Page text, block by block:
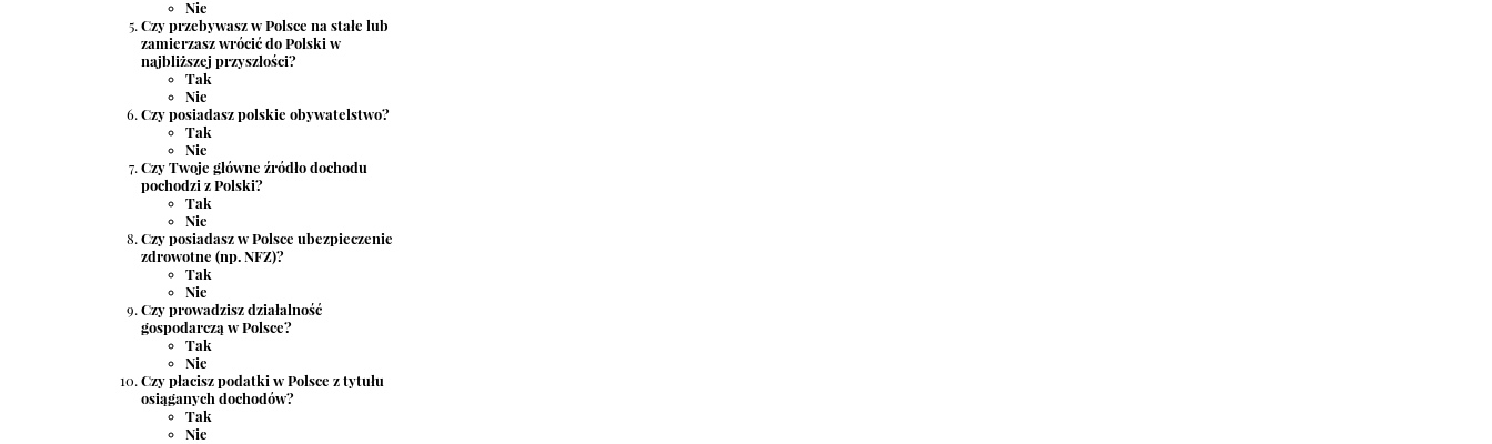
Nie
Czy przebywasz w Polsce na stałe lub
zamierzasz wrócić do Polski w
najbliższej przyszłości?
Tak
Nie
Czy posiadasz polskie obywatelstwo?
Tak
Nie
Czy Twoje główne źródło dochodu
pochodzi z Polski?
Tak
Nie
Czy posiadasz w Polsce ubezpieczenie
zdrowotne (np. NFZ)?
Tak
Nie
Czy prowadzisz działalność
gospodarczą w Polsce?
Tak
Nie
Czy płacisz podatki w Polsce z tytułu
osiąganych dochodów?
Tak
Nie